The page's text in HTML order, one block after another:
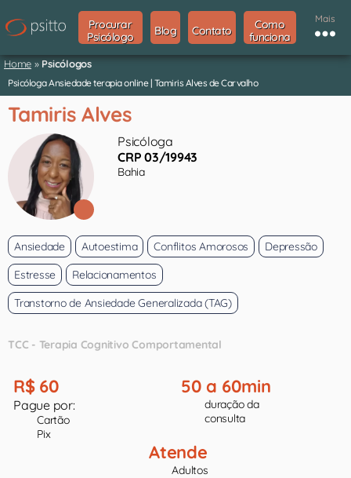
Procurar
Psicólogo
Blog Contato
Como
funciona
Mais
Home » Psicólogos
Psicóloga Ansiedade terapia online | Tamiris Alves de Carvalho
Tamiris Alves
Psicóloga
CRP 03/19943
Bahia
Ansiedade Autoestima Conflitos Amorosos
Depressão
Estresse
Relacionamentos
Transtorno de Ansiedade Generalizada (TAG)
TCC - Terapia Cognitivo Comportamental
R$ 60
Pague por:
Cartão
Pix
50 a 60min
duração da
consulta
Atende
Adultos